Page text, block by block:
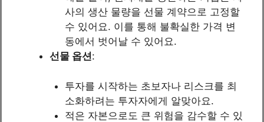
사의 생산 물량을 선물 계약으로 고정할
수 있어요. 이를 통해 불확실한 가격 변
동에서 벗어날 수 있어요.
선물 옵션:
투자를 시작하는 초보자나 리스크를 최
소화하려는 투자자에게 알맞아요.
적은 자본으로도 큰 위험을 감수할 수 있